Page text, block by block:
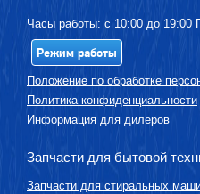
Часы работы: с 10:00 до 19:00
Режим работы
Положение по обработке
Политика конфиденциальности
Информация для дилеров
Запчасти для бытовой
Запчасти для стиральных